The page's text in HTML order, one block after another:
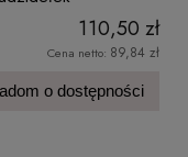
110,50 zł
Cena netto: 89,84 zł
o dostępności